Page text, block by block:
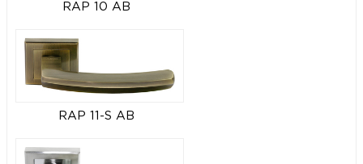
RAP 10 AB
RAP 11-S AB